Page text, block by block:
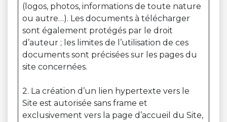
(logos, photos, informations de toute nature
ou autre…). Les documents à télécharger
sont également protégés par le droit
d’auteur ; les limites de l’utilisation de ces
documents sont précisées sur les pages du
site concernées.
2. La création d’un lien hypertexte vers le
Site est autorisée sans frame et
exclusivement vers la page d’accueil du Site,